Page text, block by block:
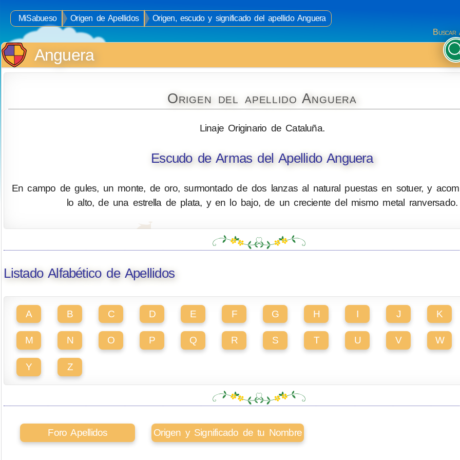
MiSabueso Origen de Apellidos
Origen, escudo y significado del apellido Anguera
Buscar
Anguera
Origen del apellido Anguera
Linaje Originario de Cataluña.
Escudo de Armas del Apellido Anguera
En campo de gules, un monte, de oro, surmontado de dos lanzas al natural puestas en sotuer, y
lo alto, de una estrella de plata, y en lo bajo, de un creciente del mismo metal ranversado.
Listado Alfabético de Apellidos
A B C D E F G H I J K
M N O P Q R S T U V W
Y Z
Foro Apellidos Origen y Significado de tu Nombre